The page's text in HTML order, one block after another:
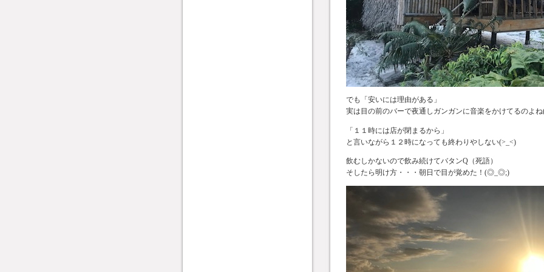
でも「安いには理由がある」
実は目の前のバーで夜通しガンガンに音楽をかけてるのよね
「１１時には店が閉まるから」
と言いながら１２時になっても終わりやしない(>_<)
飲むしかないので飲み続けてバタンQ（死語）
そしたら明け方・・・朝日で目が覚めた！(◎_◎;)